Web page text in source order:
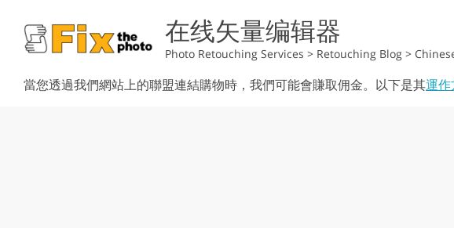
在线矢量编辑器
Photo Retouching Services > Retouching Blog >
當您透過我們網站上的聯盟連結購物時，我們可能會賺取佣金。以下是其運